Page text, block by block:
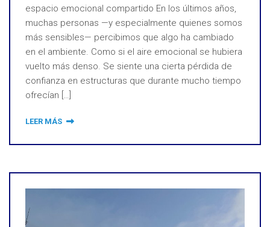
espacio emocional compartido En los últimos años,
muchas personas —y especialmente quienes somos
más sensibles— percibimos que algo ha cambiado
en el ambiente. Como si el aire emocional se hubiera
vuelto más denso. Se siente una cierta pérdida de
confianza en estructuras que durante mucho tiempo
ofrecían […]
LEER MÁS